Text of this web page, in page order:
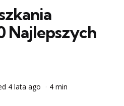
Najlepszych
4 lata ago 4 min